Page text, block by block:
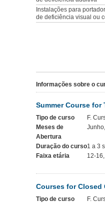
Instalações para
de deficiência visual ou
Informações sobre o
Summer Course for
Tipo de curso
F.
Meses de
Abertura
Duração do curso1 a 3
Faixa etária
12-
Courses for
Tipo de curso
F.